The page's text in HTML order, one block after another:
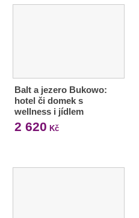
Balt a jezero Bukowo:
hotel či domek s
wellness i jídlem
2 620 Kč